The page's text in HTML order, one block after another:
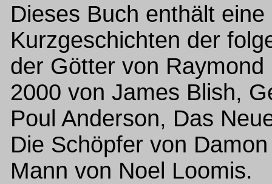
Dieses Buch enthält
Kurzgeschichten der
der Götter von
2000 von James Blish,
Poul Anderson, Das
Die Schöpfer von
Mann von Noel Loomis.